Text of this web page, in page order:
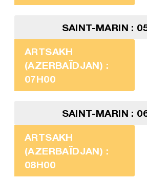
SAINT-MARIN :
ARTSAKH
(AZERBAÏDJAN) :
07H00
SAINT-MARIN :
ARTSAKH
(AZERBAÏDJAN) :
08H00